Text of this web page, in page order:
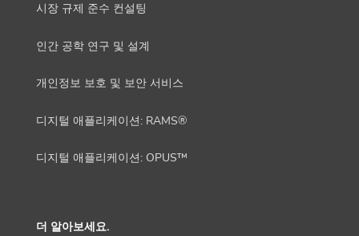
시장 규제 준수 컨설팅
인간 공학 연구 및 설계
개인정보 보호 및 보안 서비스
디지털 애플리케이션: RAMS®
디지털 애플리케이션: OPUS™
더 알아보세요.